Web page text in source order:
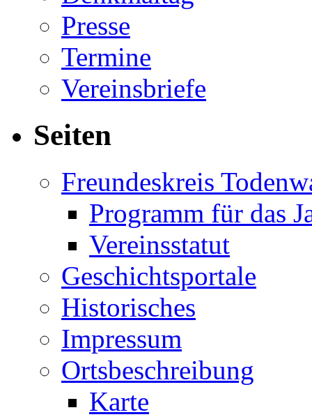
Presse
Termine
Vereinsbriefe
Seiten
Freundeskreis
Programm für das
Vereinsstatut
Geschichtsportale
Historisches
Impressum
Ortsbeschreibung
Karte